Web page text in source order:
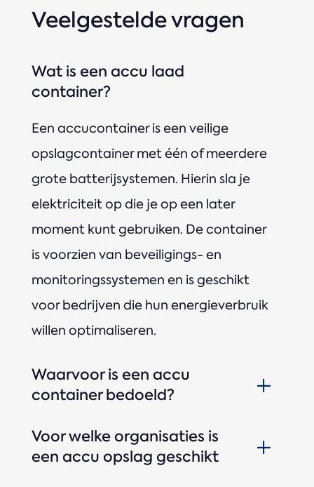
Veelgestelde vragen
Wat is een accu laad
container?
Een accucontainer is een veilige
opslagcontainer met één of meerdere
grote batterijsystemen. Hierin sla je
elektriciteit op die je op een later
moment kunt gebruiken. De container
is voorzien van beveiligings- en
monitoringssystemen en is geschikt
voor bedrijven die hun energieverbruik
willen optimaliseren.
Waarvoor is een accu
container bedoeld?
Voor welke organisaties is
een accu opslag geschikt